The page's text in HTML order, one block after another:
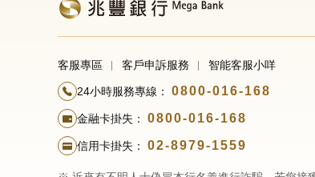
客服專區 客戶申訴服務 智能客服小咩
24小時服務專線： 0800-016-168
金融卡掛失： 0800-016-168
信用卡掛失： 02-8979-1559